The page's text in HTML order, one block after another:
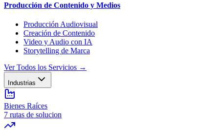
Producción de Contenido y Medios
Producción Audiovisual
Creación de Contenido
Video y Audio con IA
Storytelling de Marca
Ver Todos los Servicios →
Industrias
Bienes Raíces
7 rutas de solucion